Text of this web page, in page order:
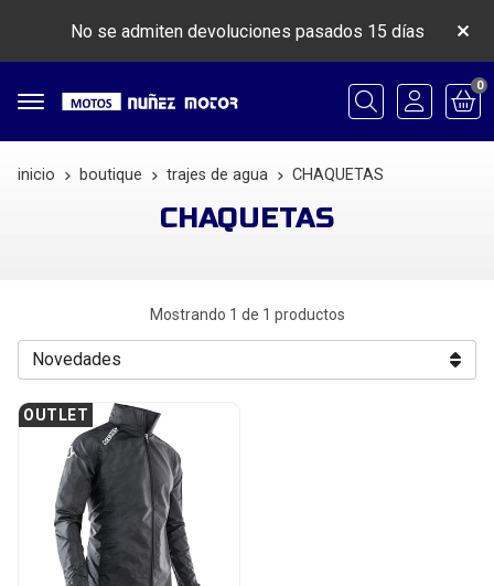
No se admiten devoluciones pasados 15 días
Buscar
0
inicio boutique trajes de agua CHAQUETAS
CHAQUETAS
Mostrando 1 de 1 productos
OUTLET